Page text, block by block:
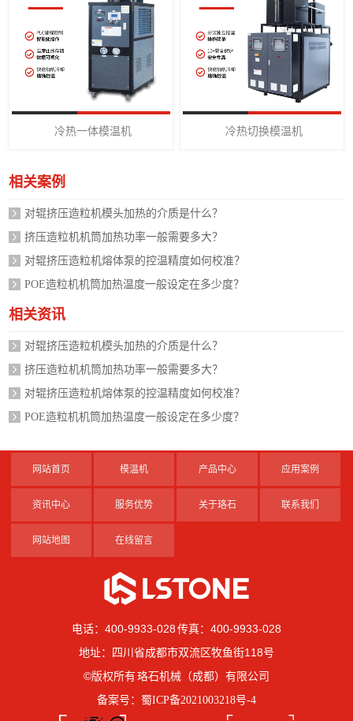
冷热一体模温机 冷热切换模温机
相关案例
对辊挤压造粒机模头加热的介质是什么？
挤压造粒机机筒加热功率一般需要多大？
对辊挤压造粒机熔体泵的控温精度如何校准？
POE造粒机机筒加热温度一般设定在多少度？
相关资讯
对辊挤压造粒机模头加热的介质是什么？
挤压造粒机机筒加热功率一般需要多大？
对辊挤压造粒机熔体泵的控温精度如何校准？
POE造粒机机筒加热温度一般设定在多少度？
网站首页 模温机 产品中心 应用案例
资讯中心 服务优势 关于珞石 联系我们
网站地图 在线留言
电话：400-9933-028 传真：400-9933-028
地址：四川省成都市双流区牧鱼街118号
©版权所有 珞石机械（成都）有限公司
备案号： 蜀ICP备2021003218号-4